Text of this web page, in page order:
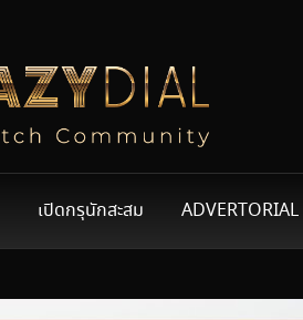
เปิดกรุนักสะสม ADVERTORIAL